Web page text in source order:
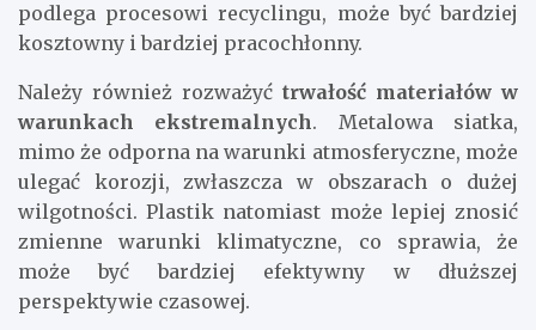
podlega procesowi recyclingu, może być bardziej
kosztowny i bardziej pracochłonny.
Należy również rozważyć trwałość materiałów w
warunkach ekstremalnych. Metalowa siatka,
mimo że odporna na warunki atmosferyczne, może
ulegać korozji, zwłaszcza w obszarach o dużej
wilgotności. Plastik natomiast może lepiej znosić
zmienne warunki klimatyczne, co sprawia, że
może być bardziej efektywny w dłuższej
perspektywie czasowej.